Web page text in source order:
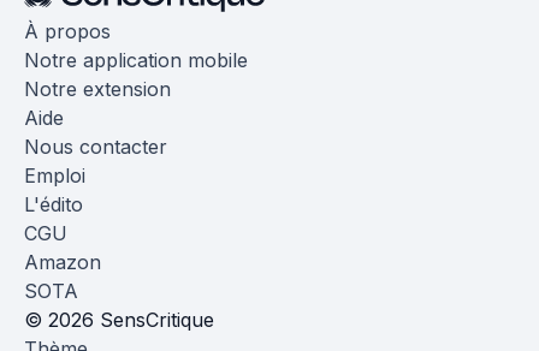
À propos
Notre application mobile
Notre extension
Aide
Nous contacter
Emploi
L'édito
CGU
Amazon
SOTA
© 2026 SensCritique